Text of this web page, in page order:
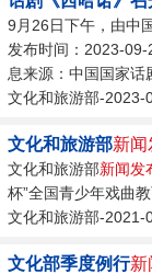
9月26日下午，由中
发布时间：2023-
息来源：中国国家话
院出品、演出的话剧
文化和旅游部-2023-
文化和旅游部新闻
文化和旅游部新闻发
杯”全国青少年戏曲
文化和旅游部-2021-
文化部季度例行新